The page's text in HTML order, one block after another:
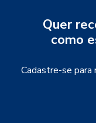
Quer
como
Cadastre-se para